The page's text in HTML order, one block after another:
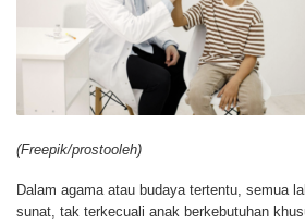
(Freepik/prostooleh)
Dalam agama atau budaya tertentu, semua
sunat, tak terkecuali anak berkebutuhan